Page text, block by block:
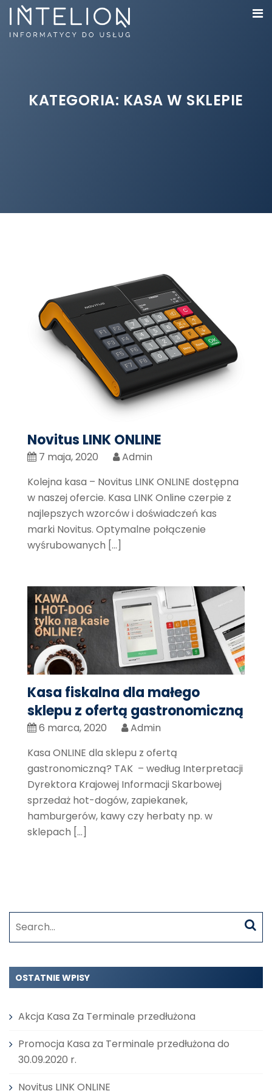
KATEGORIA: KASA W SKLEPIE
Novitus LINK ONLINE
7 maja, 2020
Admin
Kolejna kasa – Novitus LINK ONLINE dostępna
w naszej ofercie. Kasa LINK Online czerpie z
najlepszych wzorców i doświadczeń kas
marki Novitus. Optymalne połączenie
wyśrubowanych […]
Kasa fiskalna dla małego
sklepu z ofertą gastronomiczną
6 marca, 2020
Admin
Kasa ONLINE dla sklepu z ofertą
gastronomiczną? TAK – według Interpretacji
Dyrektora Krajowej Informacji Skarbowej
sprzedaż hot-dogów, zapiekanek,
hamburgerów, kawy czy herbaty np. w
sklepach […]
for:
OSTATNIE WPISY
Akcja Kasa Za Terminale przedłużona
Promocja Kasa za Terminale przedłużona do
30.09.2020 r.
Novitus LINK ONLINE